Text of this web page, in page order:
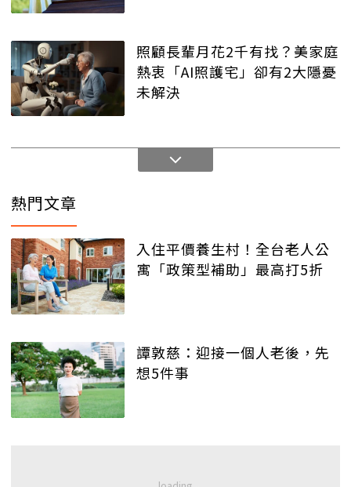
照顧長輩月花2千有找？美家庭
熱衷「AI照護宅」卻有2大隱憂
未解決
熱門文章
入住平價養生村！全台老人公
寓「政策型補助」最高打5折
譚敦慈：迎接一個人老後，先
想5件事